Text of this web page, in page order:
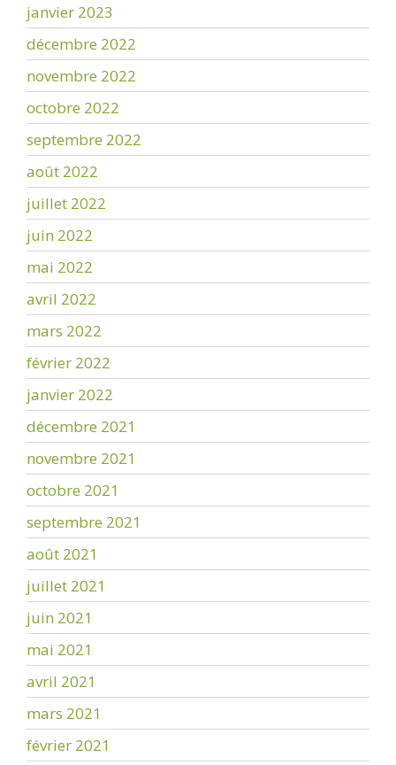
janvier 2023
décembre 2022
novembre 2022
octobre 2022
septembre 2022
août 2022
juillet 2022
juin 2022
mai 2022
avril 2022
mars 2022
février 2022
janvier 2022
décembre 2021
novembre 2021
octobre 2021
septembre 2021
août 2021
juillet 2021
juin 2021
mai 2021
avril 2021
mars 2021
février 2021